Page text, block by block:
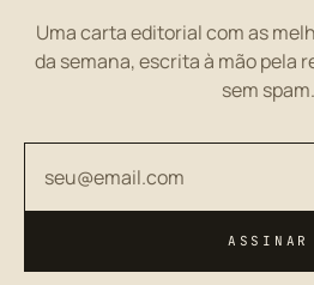
Uma carta editorial com as
da semana, escrita à mão pela
sem spam.
ASSINAR